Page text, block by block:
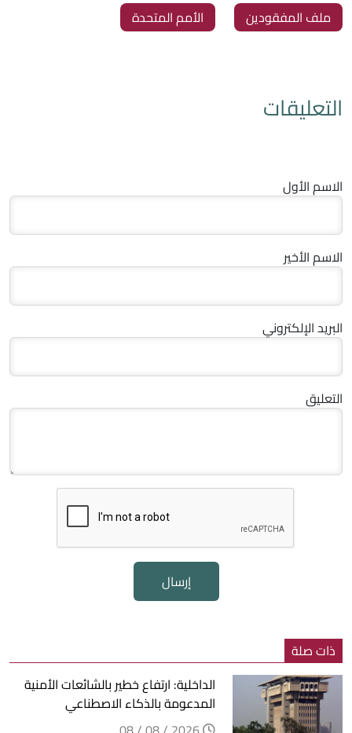
‏ملف المفقودين ‏الأمم المتحدة
التعليقات
الاسم الأول
الاسم الأخير
البريد الإلكتروني
التعليق
إرسال
ذات صلة
الداخلية: ارتفاع خطير بالشائعات الأمنية
المدعومة بالذكاء الاصطناعي